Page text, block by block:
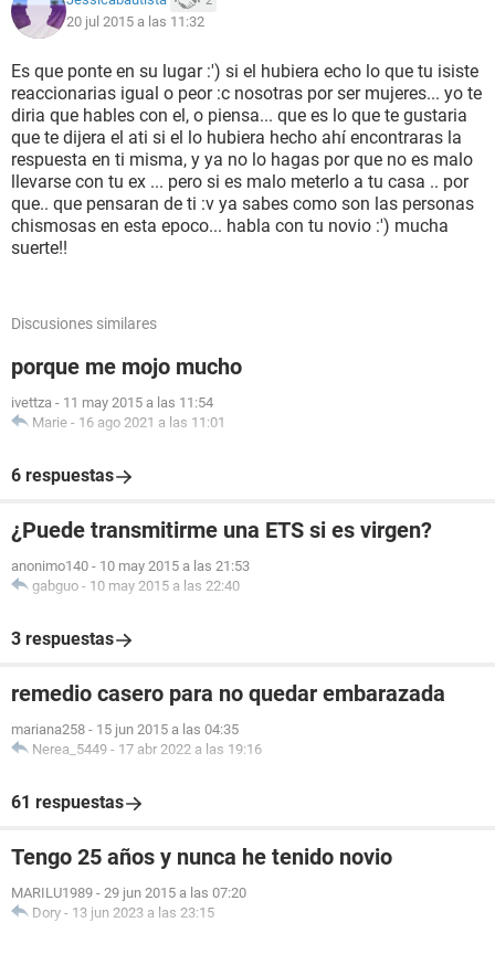
20 jul 2015 a las 11:32
Es que ponte en su lugar :') si el hubiera echo lo que tu isiste
reaccionarias igual o peor :c nosotras por ser mujeres... yo te
diria que hables con el, o piensa... que es lo que te gustaria
que te dijera el ati si el lo hubiera hecho ahí encontraras la
respuesta en ti misma, y ya no lo hagas por que no es malo
llevarse con tu ex ... pero si es malo meterlo a tu casa .. por
que.. que pensaran de ti :v ya sabes como son las personas
chismosas en esta epoco... habla con tu novio :') mucha
suerte!!
Discusiones similares
porque me mojo mucho
ivettza - 11 may 2015 a las 11:54
Marie - 16 ago 2021 a las 11:01
6 respuestas
¿Puede transmitirme una ETS si es virgen?
anonimo140 - 10 may 2015 a las 21:53
gabguo - 10 may 2015 a las 22:40
3 respuestas
remedio casero para no quedar embarazada
mariana258 - 15 jun 2015 a las 04:35
Nerea_5449 - 17 abr 2022 a las 19:16
61 respuestas
Tengo 25 años y nunca he tenido novio
MARILU1989 - 29 jun 2015 a las 07:20
Dory - 13 jun 2023 a las 23:15